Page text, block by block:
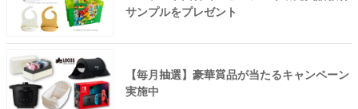
サンプルをプレゼント
【毎月抽選】豪華賞品が当たるキャンペーン
実施中